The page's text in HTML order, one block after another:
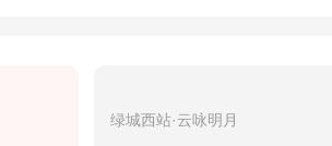
绿城西站·云咏明月